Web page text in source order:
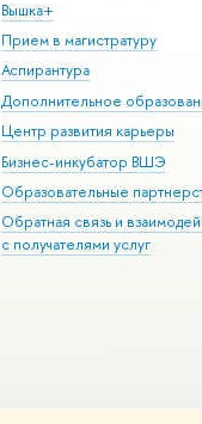
Вышка+
Прием в магистратуру
Аспирантура
Дополнительное
Центр развития карьеры
Бизнес-инкубатор ВШЭ
Образовательные
Обратная связь и
с получателями услуг